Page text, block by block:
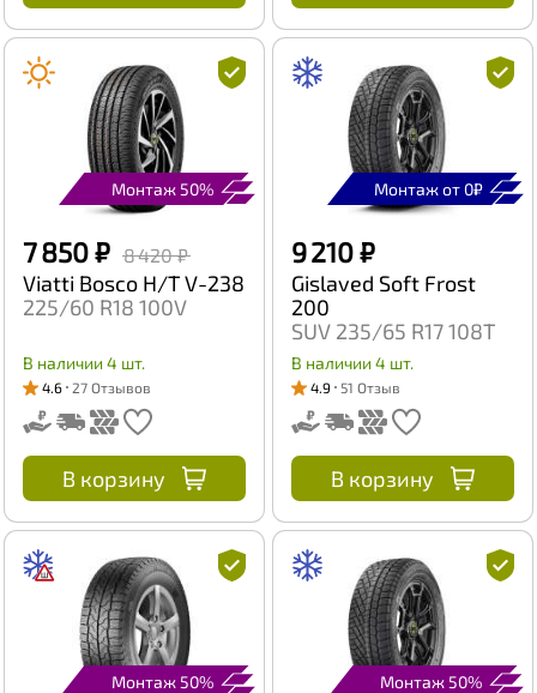
Монтаж 50%
7 850 ₽ 8 420 ₽
Viatti Bosco H/T V-238
225/60 R18 100V
В наличии 4 шт.
4.6 27 Отзывов
В корзину
Монтаж от 0₽
9 210 ₽
Gislaved Soft Frost
200
SUV 235/65 R17 108T
В наличии 4 шт.
4.9 51 Отзыв
В корзину
Монтаж 50% Монтаж 50%